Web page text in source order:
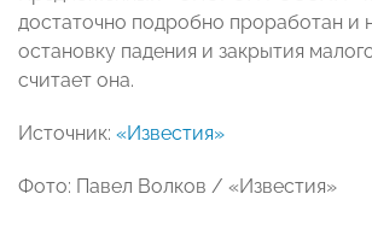
достаточно подробно проработан и
остановку падения и закрытия
считает она.
Источник: «Известия»
Фото: Павел Волков / «Известия»